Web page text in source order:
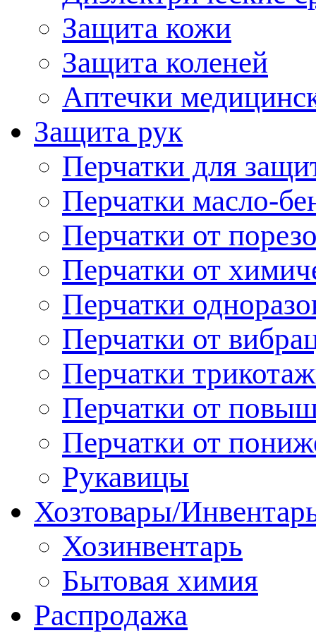
Защита кожи
Защита коленей
Аптечки
Защита рук
Перчатки для
Перчатки масло-
Перчатки от
Перчатки от
Перчатки
Перчатки от
Перчатки
Перчатки от
Перчатки от
Рукавицы
Хозтовары/
Хозинвентарь
Бытовая химия
Распродажа